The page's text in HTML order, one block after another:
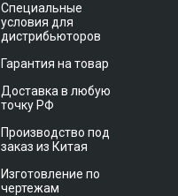
Специальные
условия для
дистрибьюторов
Гарантия на товар
Доставка в любую
точку РФ
Производство под
заказ из Китая
Изготовление по
чертежам